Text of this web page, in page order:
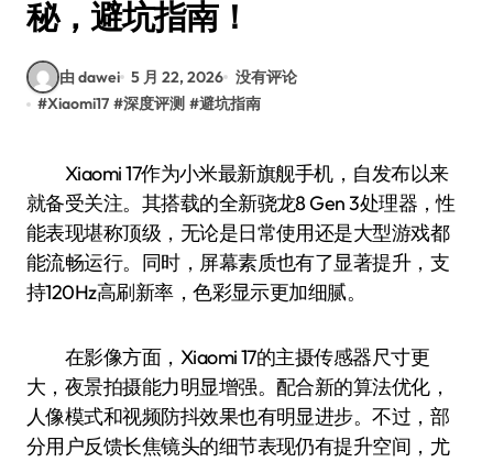
秘，避坑指南！
由 dawei 5 月 22, 2026 没有评论
#Xiaomi17 #深度评测 #避坑指南
Xiaomi 17作为小米最新旗舰手机，自发布以来
就备受关注。其搭载的全新骁龙8 Gen 3处理器，性
能表现堪称顶级，无论是日常使用还是大型游戏都
能流畅运行。同时，屏幕素质也有了显著提升，支
持120Hz高刷新率，色彩显示更加细腻。
在影像方面，Xiaomi 17的主摄传感器尺寸更
大，夜景拍摄能力明显增强。配合新的算法优化，
人像模式和视频防抖效果也有明显进步。不过，部
分用户反馈长焦镜头的细节表现仍有提升空间，尤